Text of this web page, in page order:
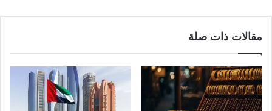
مقالات ذات صلة